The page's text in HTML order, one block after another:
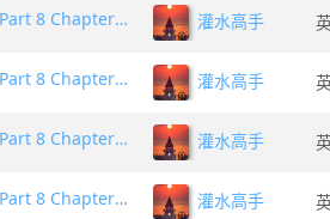
安娜・卡列尼娜英文版-Part 8 Chapter 16 灌水高手
安娜・卡列尼娜英文版-Part 8 Chapter 15 灌水高手
安娜・卡列尼娜英文版-Part 8 Chapter 14 灌水高手
安娜・卡列尼娜英文版-Part 8 Chapter 13 灌水高手